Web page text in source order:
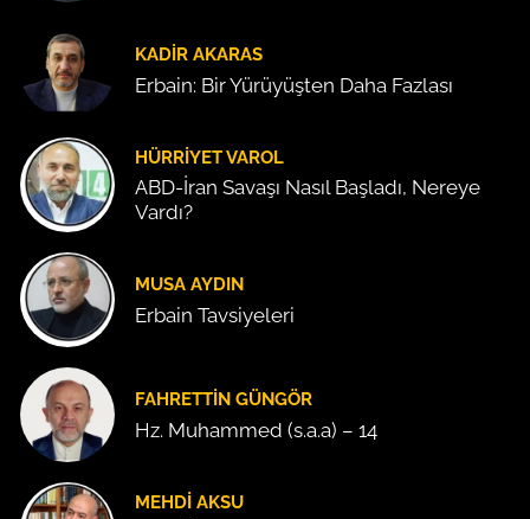
KADIR AKARAS
Erbain: Bir Yürüyüşten Daha Fazlası
HÜRRIYET VAROL
ABD-İran Savaşı Nasıl Başladı, Nereye
Vardı?
MUSA AYDIN
Erbain Tavsiyeleri
FAHRETTIN GÜNGÖR
Hz. Muhammed (s.a.a) – 14
MEHDI AKSU